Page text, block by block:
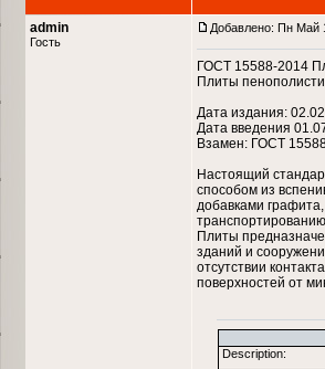
admin
Гость
Добавлено: Пн Май
ГОСТ 15588-2014
Плиты
Дата издания:
Дата введения
Взамен: ГОСТ
Настоящий
способом из
добавками
Плиты
зданий и
отсутствии
поверхностей от
Description: